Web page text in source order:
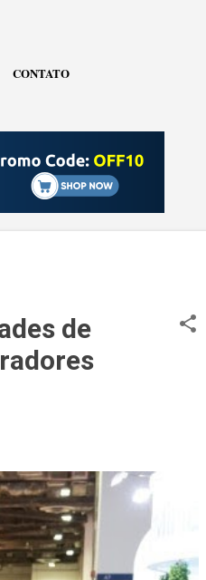
CONTATO
de